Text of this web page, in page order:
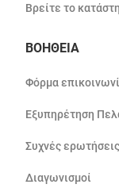
Βρείτε το
ΒΟΗΘΕΙΑ
Φόρμα
Εξυπηρέτηση
Συχνές ερωτήσεις
Διαγωνισμοί